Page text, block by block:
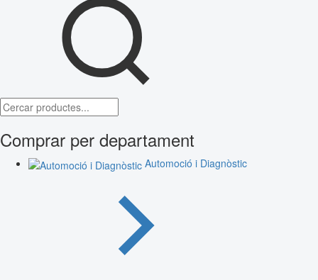
Comprar per departament
Automoció i Diagnòstic